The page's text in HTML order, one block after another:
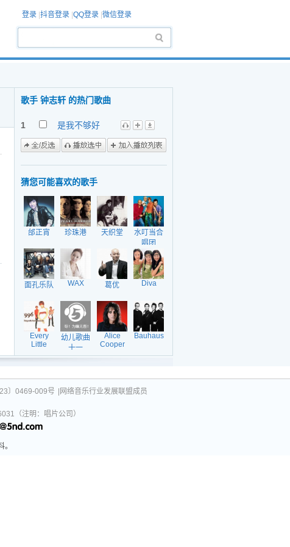
登录 抖音登录 QQ登录 微信登录
歌手 钟志轩 的热门歌曲
1 是我不够好
猜您可能喜欢的歌手
邰正宵 珍珠港 天织堂
水叮当合
唱团
面孔乐队 WAX 葛优 Diva
Every
Little
幼儿歌曲
十一
Alice
Cooper
Bauhaus
〕0469-009号 |网络音乐行业发展联盟成员
（注明：唱片公司）